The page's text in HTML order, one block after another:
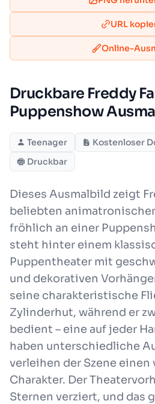
URL
Online-
Druckbare Freddy
Puppenshow
Teenager
Kostenloser
Druckbar
Dieses Ausmalbild zeigt
beliebten
fröhlich an einer
steht hinter einem
Puppentheater mit
und dekorativen
seine charakteristische
Zylinderhut, während er
bedient – eine auf jeder
haben unterschiedliche
verleihen der Szene einen
Charakter. Der
Sternen verziert, und das